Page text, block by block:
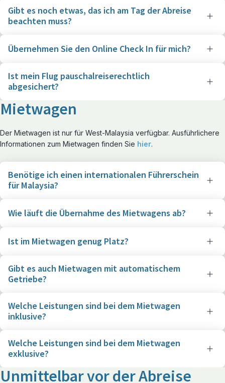
Gibt es noch etwas, das ich am Tag der Abreise
beachten muss?
Übernehmen Sie den Online Check In für mich?
Ist mein Flug pauschalreiserechtlich
abgesichert?
Mietwagen
Der Mietwagen ist nur für West-Malaysia verfügbar. Ausführlichere
Informationen zum Mietwagen finden Sie hier.
Benötige ich einen internationalen Führerschein
für Malaysia?
Wie läuft die Übernahme des Mietwagens ab?
Ist im Mietwagen genug Platz?
Gibt es auch Mietwagen mit automatischem
Getriebe?
Welche Leistungen sind bei dem Mietwagen
inklusive?
Welche Leistungen sind bei dem Mietwagen
exklusive?
Unmittelbar vor der Abreise